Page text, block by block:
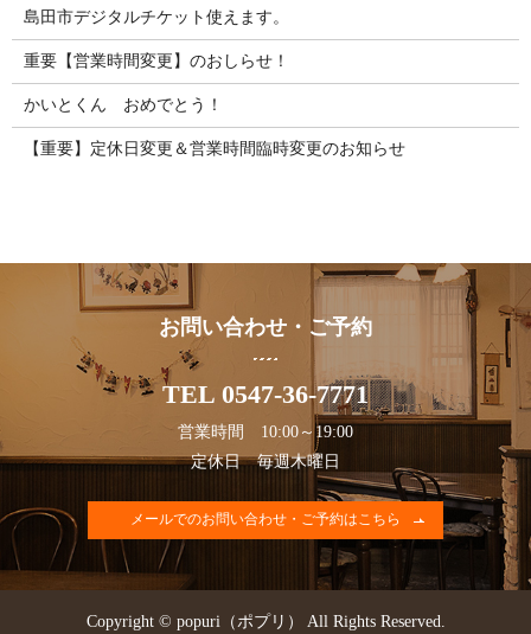
島田市デジタルチケット使えます。
重要【営業時間変更】のおしらせ！
かいとくん おめでとう！
【重要】定休日変更＆営業時間臨時変更のお知らせ
お問い合わせ・ご予約
TEL 0547-36-7771
営業時間 10:00～19:00
定休日 毎週木曜日
メールでのお問い合わせ・ご予約はこちら
Copyright © popuri（ポプリ） All Rights Reserved.